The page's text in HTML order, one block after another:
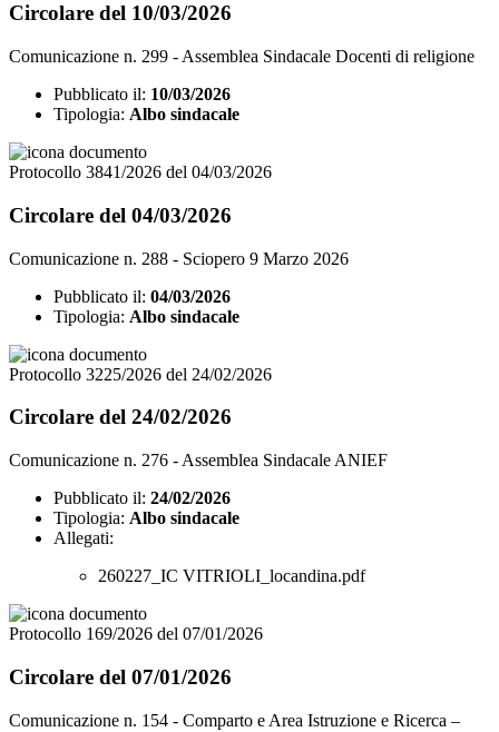
Circolare del 10/03/2026
Comunicazione n. 299 - Assemblea Sindacale Docenti di religione
Pubblicato il: 10/03/2026
Tipologia: Albo sindacale
Protocollo 3841/2026 del 04/03/2026
Circolare del 04/03/2026
Comunicazione n. 288 - Sciopero 9 Marzo 2026
Pubblicato il: 04/03/2026
Tipologia: Albo sindacale
Protocollo 3225/2026 del 24/02/2026
Circolare del 24/02/2026
Comunicazione n. 276 - Assemblea Sindacale ANIEF
Pubblicato il: 24/02/2026
Tipologia: Albo sindacale
Allegati:
260227_IC VITRIOLI_locandina.pdf
Protocollo 169/2026 del 07/01/2026
Circolare del 07/01/2026
Comunicazione n. 154 - Comparto e Area Istruzione e Ricerca –